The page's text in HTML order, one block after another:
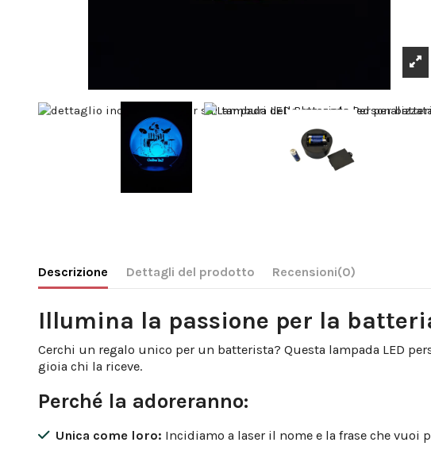
Descrizione Dettagli del prodotto Recensioni(0)
Illumina la passione per la
Cerchi un regalo unico per un batterista? Questa lampada LED
gioia chi la riceve.
Perché la adoreranno:
Unica come loro: Incidiamo a laser il nome e la frase che vuoi